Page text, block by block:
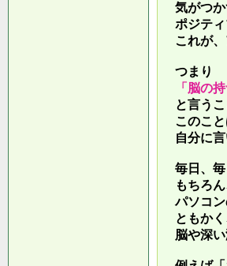
気がつか
ポジティ
これが、
つまり
「脳の
と言うこ
このこと
自分に言
毎日、
もちろん
パソコン
ともかく
脳や深い